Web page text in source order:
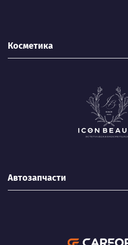
Косметика
Автозапчасти